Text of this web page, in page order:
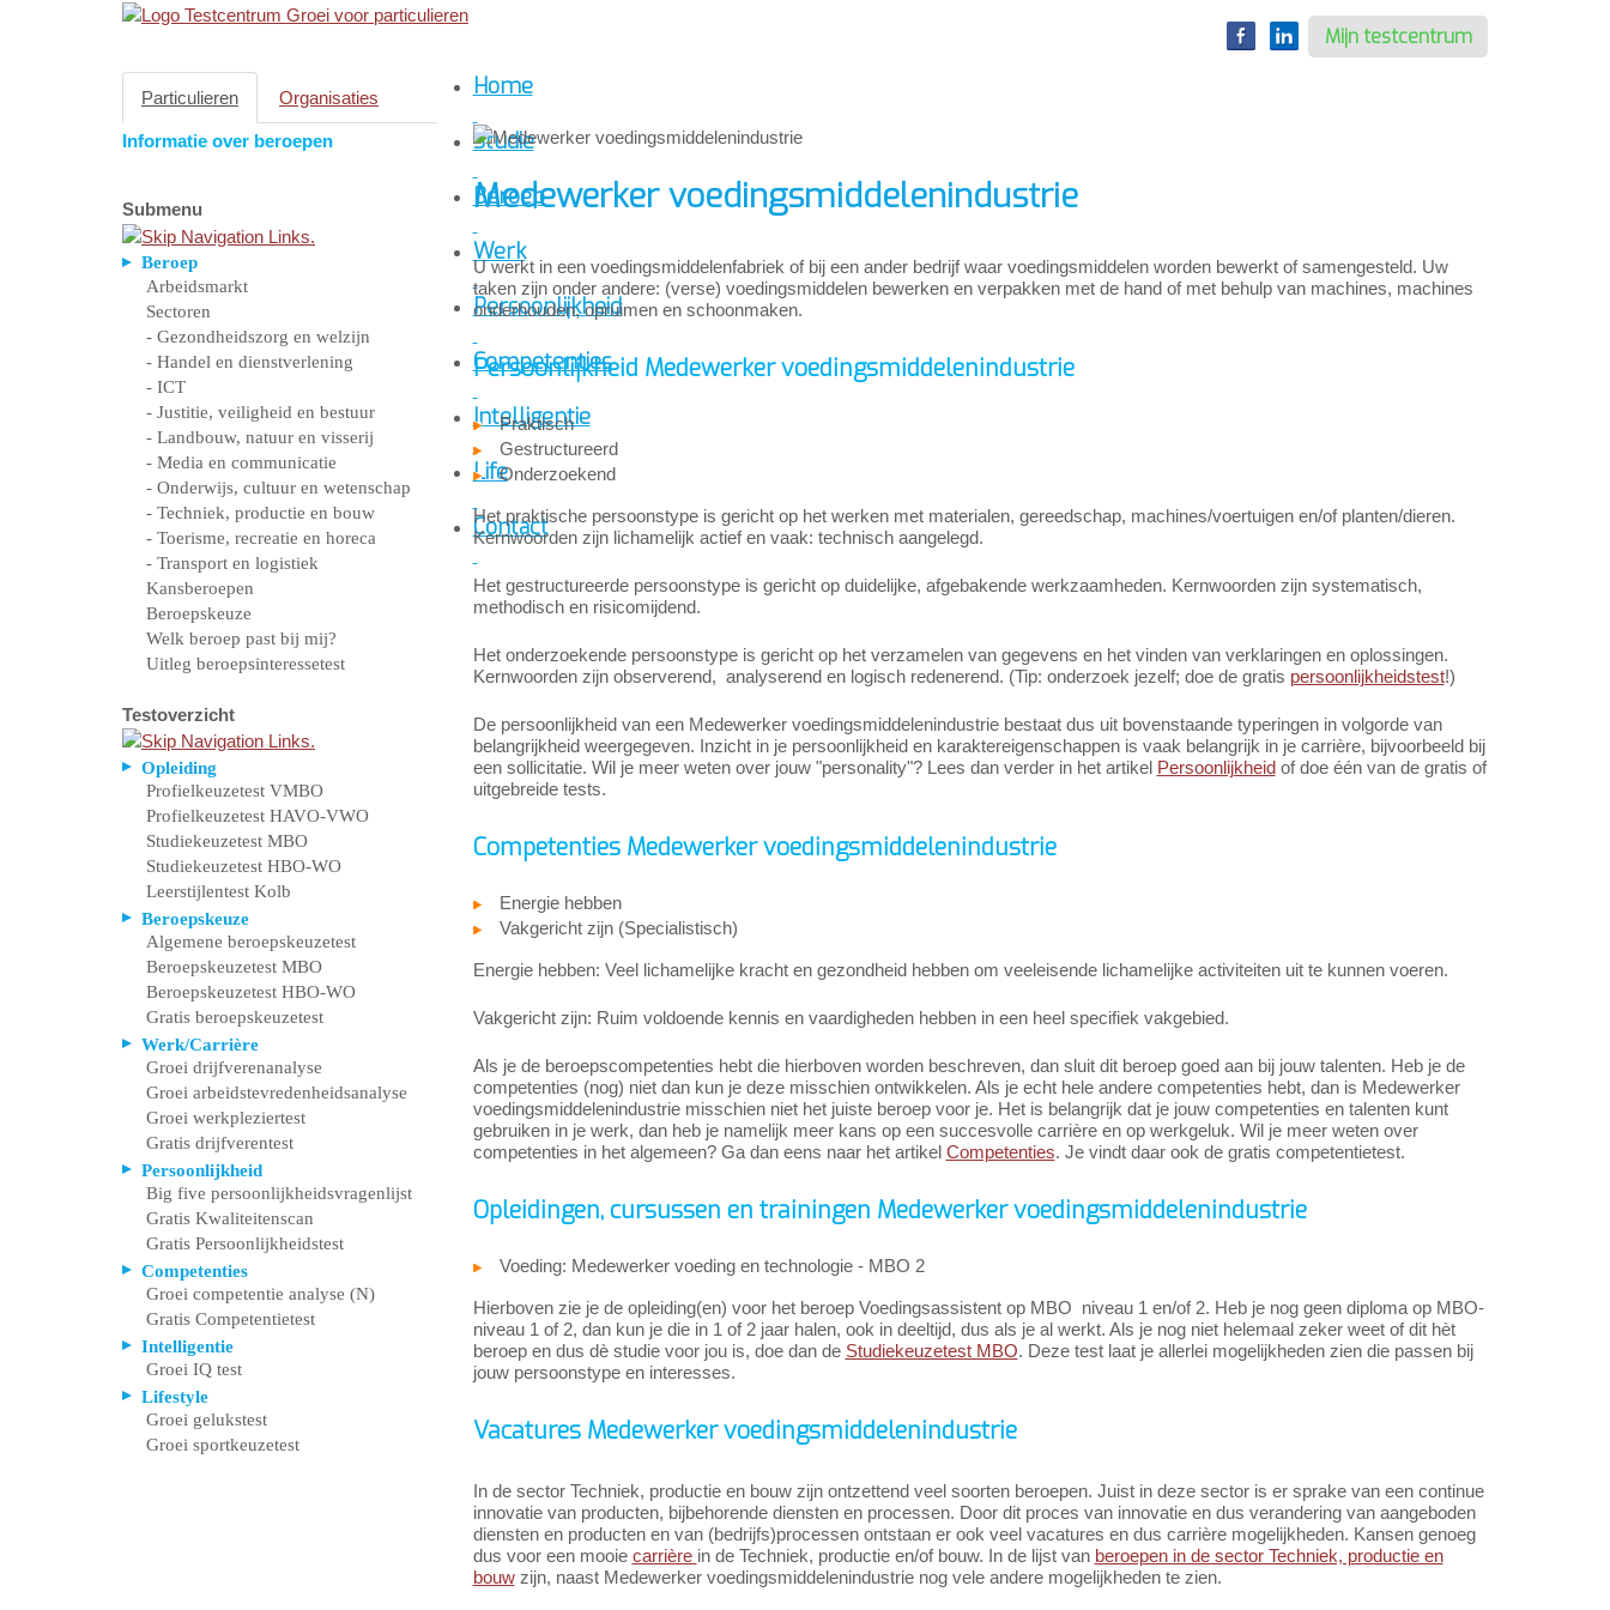
Mijn testcentrum
Particulieren Organisaties
Informatie over beroepen
Submenu
Beroep
Arbeidsmarkt
Sectoren
- Gezondheidszorg en welzijn
- Handel en dienstverlening
- ICT
- Justitie, veiligheid en bestuur
- Landbouw, natuur en visserij
- Media en communicatie
- Onderwijs, cultuur en wetenschap
- Techniek, productie en bouw
- Toerisme, recreatie en horeca
- Transport en logistiek
Kansberoepen
Beroepskeuze
Welk beroep past bij mij?
Uitleg beroepsinteressetest
Testoverzicht
Opleiding
Profielkeuzetest VMBO
Profielkeuzetest HAVO-VWO
Studiekeuzetest MBO
Studiekeuzetest HBO-WO
Leerstijlentest Kolb
Beroepskeuze
Algemene beroepskeuzetest
Beroepskeuzetest MBO
Beroepskeuzetest HBO-WO
Gratis beroepskeuzetest
Werk/Carrière
Groei drijfverenanalyse
Groei arbeidstevredenheidsanalyse
Groei werkpleziertest
Gratis drijfverentest
Persoonlijkheid
Big five persoonlijkheidsvragenlijst
Gratis Kwaliteitenscan
Gratis Persoonlijkheidstest
Competenties
Groei competentie analyse (N)
Gratis Competentietest
Intelligentie
Groei IQ test
Lifestyle
Groei gelukstest
Groei sportkeuzetest
Home
Studie
Beroep
Werk
Persoonlijkheid
Competenties
Intelligentie
Life
Contact
Medewerker voedingsmiddelenindustrie
U werkt in een voedingsmiddelenfabriek of bij een ander bedrijf waar voedingsmiddelen worden bewerkt of samengesteld. Uw
taken zijn onder andere: (verse) voedingsmiddelen bewerken en verpakken met de hand of met behulp van machines, machines
onderhouden, opruimen en schoonmaken.
Persoonlijkheid Medewerker voedingsmiddelenindustrie
Praktisch
Gestructureerd
Onderzoekend
Het praktische persoonstype is gericht op het werken met materialen, gereedschap, machines/voertuigen en/of planten/dieren.
Kernwoorden zijn lichamelijk actief en vaak: technisch aangelegd.
Het gestructureerde persoonstype is gericht op duidelijke, afgebakende werkzaamheden. Kernwoorden zijn systematisch,
methodisch en risicomijdend.
Het onderzoekende persoonstype is gericht op het verzamelen van gegevens en het vinden van verklaringen en oplossingen.
Kernwoorden zijn observerend, analyserend en logisch redenerend. (Tip: onderzoek jezelf; doe de gratis persoonlijkheidstest!)
De persoonlijkheid van een Medewerker voedingsmiddelenindustrie bestaat dus uit bovenstaande typeringen in volgorde van
belangrijkheid weergegeven. Inzicht in je persoonlijkheid en karaktereigenschappen is vaak belangrijk in je carrière, bijvoorbeeld bij
een sollicitatie. Wil je meer weten over jouw "personality"? Lees dan verder in het artikel Persoonlijkheidof doe één van de gratis of
uitgebreide tests.
Competenties Medewerker voedingsmiddelenindustrie
Energie hebben
Vakgericht zijn (Specialistisch)
Energie hebben: Veel lichamelijke kracht en gezondheid hebben om veeleisende lichamelijke activiteiten uit te kunnen voeren.
Vakgericht zijn: Ruim voldoende kennis en vaardigheden hebben in een heel specifiek vakgebied.
Als je de beroepscompetenties hebt die hierboven worden beschreven, dan sluit dit beroep goed aan bij jouw talenten. Heb je de
competenties (nog) niet dan kun je deze misschien ontwikkelen. Als je echt hele andere competenties hebt, dan is Medewerker
voedingsmiddelenindustrie misschien niet het juiste beroep voor je. Het is belangrijk dat je jouw competenties en talenten kunt
gebruiken in je werk, dan heb je namelijk meer kans op een succesvolle carrière en op werkgeluk. Wil je meer weten over
competenties in het algemeen? Ga dan eens naar het artikel Competenties. Je vindt daar ook de gratis competentietest.
Opleidingen, cursussen en trainingen Medewerker voedingsmiddelenindustrie
Voeding: Medewerker voeding en technologie - MBO 2
Hierboven zie je de opleiding(en) voor het beroep Voedingsassistent op MBO niveau 1 en/of 2. Heb je nog geen diploma op MBO-
niveau 1 of 2, dan kun je die in 1 of 2 jaar halen, ook in deeltijd, dus als je al werkt. Als je nog niet helemaal zeker weet of dit hèt
beroep en dus dè studie voor jou is, doe dan de Studiekeuzetest MBO. Deze test laat je allerlei mogelijkheden zien die passen bij
jouw persoonstype en interesses.
Vacatures Medewerker voedingsmiddelenindustrie
In de sector Techniek, productie en bouw zijn ontzettend veel soorten beroepen. Juist in deze sector is er sprake van een continue
innovatie van producten, bijbehorende diensten en processen. Door dit proces van innovatie en dus verandering van aangeboden
diensten en producten en van (bedrijfs)processen ontstaan er ook veel vacatures en dus carrière mogelijkheden. Kansen genoeg
dus voor een mooie carrière in de Techniek, productie en/of bouw. In de lijst van beroepen in de sector Techniek, productie en
bouwzijn, naast Medewerker voedingsmiddelenindustrie nog vele andere mogelijkheden te zien.